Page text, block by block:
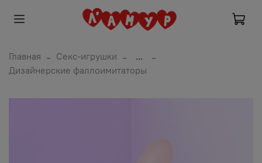
Главная Секс-игрушки
...
Дизайнерские фаллоимитаторы